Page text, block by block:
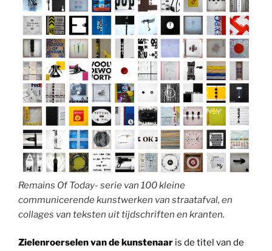
Remains Of Today- serie van 100 kleine
communicerende kunstwerken van straatafval, en
collages van teksten uit tijdschriften en kranten.
Zielenroerselen van de kunstenaar is de titel van de